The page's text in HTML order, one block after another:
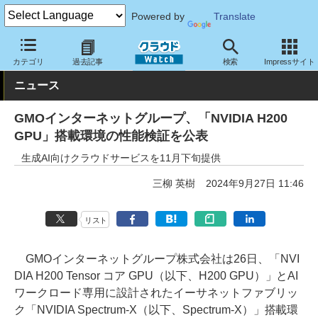
Powered by Translate
カテゴリ 過去記事 検索 Impressサイト
クラウド Watch ハード・インフラ パブリッククラウド その他
ニュース
GMOインターネットグループ、「NVIDIA H200
GPU」搭載環境の性能検証を公表
生成AI向けクラウドサービスを11月下旬提供
三柳 英樹 2024年9月27日 11:46
リスト
GMOインターネットグループ株式会社は26日、「NVI
DIA H200 Tensor コア GPU（以下、H200 GPU）」とAI
ワークロード専用に設計されたイーサネットファブリッ
ク「NVIDIA Spectrum-X（以下、Spectrum-X）」搭載環